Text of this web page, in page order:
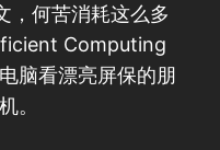
，何苦消耗这么多
Computing
脑看漂亮屏保的朋
。